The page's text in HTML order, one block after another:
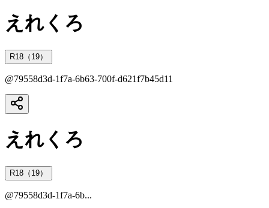
えれくろ
R18（19）
@79558d3d-1f7a-6b63-700f-d621f7b45d11
えれくろ
R18（19）
@79558d3d-1f7a-6b...